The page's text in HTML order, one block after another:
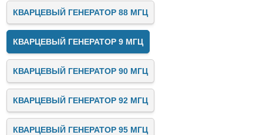
КВАРЦЕВЫЙ ГЕНЕРАТОР 88 МГЦ
КВАРЦЕВЫЙ ГЕНЕРАТОР 9 МГЦ
КВАРЦЕВЫЙ ГЕНЕРАТОР 90 МГЦ
КВАРЦЕВЫЙ ГЕНЕРАТОР 92 МГЦ
КВАРЦЕВЫЙ ГЕНЕРАТОР 95 МГЦ